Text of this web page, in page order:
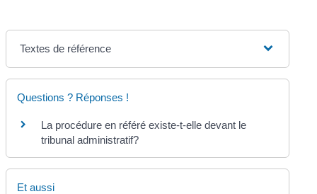
Textes de référence
Questions ? Réponses !
La procédure en référé existe-t-elle devant le
tribunal administratif?
Et aussi